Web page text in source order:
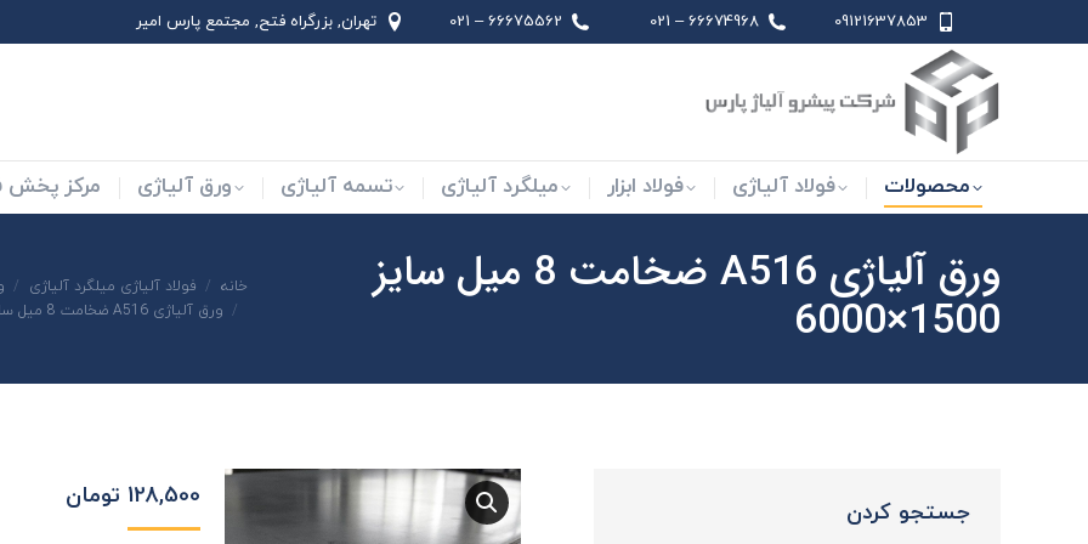
09121637853
66674968 – 021
66675562 – 021 تهران, بزرگراه فتح, مجتمع پارس امير
محصولات فولاد آلیاژی فولاد ابزار میلگرد آلیاژی تسمه آلیاژی ورق آلیاژی مرکز پخش
ورق آلیاژی A516 ضخامت 8 میل سایز
1500×6000
شما اینجا هستید:
خانه فولاد آلیاژی میلگرد آلیاژی
ورق آلیاژی A516 ضخامت 8 میل سایز 1500×6000
128,500 تومان
جستجو کردن
محصولات میلگرد آلیاژی تسمه آلیاژی